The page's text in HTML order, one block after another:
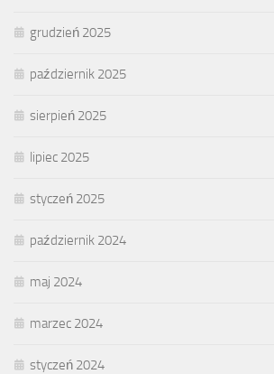
grudzień 2025
październik 2025
sierpień 2025
lipiec 2025
styczeń 2025
październik 2024
maj 2024
marzec 2024
styczeń 2024